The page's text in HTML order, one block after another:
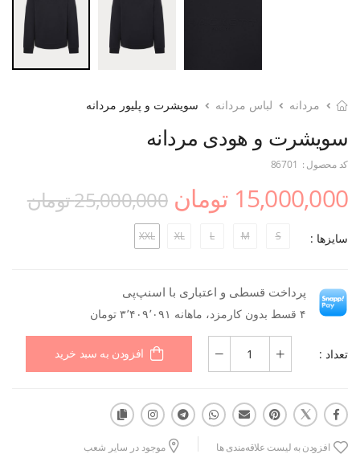
مردانه لباس مردانه سویشرت و پلیور مردانه
سویشرت و هودی مردانه
کد محصول : 86701
15,000,000 تومان 25,000,000 تومان
سایزها : S
M
L
XL
XXL
پرداخت قسطی و اعتباری با اسنپ‌پی
۴ قسط بدون کارمزد، ماهانه ۳٬۴۰۹٬۰۹۱ تومان
تعداد : افزودن به سبد خرید
افزودن به لیست علاقه‌مندی ها موجود در سایر شعب